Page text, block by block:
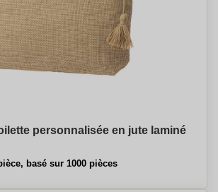
personnalisée en jute laminé
basé sur 1000 pièces